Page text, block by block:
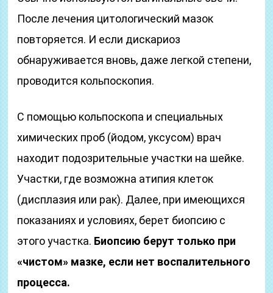
После лечения цитологический мазок
повторяется. И если дискариоз
обнаруживается вновь, даже легкой степени,
проводится кольпоскопия.
С помощью кольпоскопа и специальных
химических проб (йодом, уксусом) врач
находит подозрительные участки на шейке.
Участки, где возможна атипия клеток
(дисплазия или рак). Далее, при имеющихся
показаниях и условиях, берет биопсию с
этого участка. Биопсию берут только при
«чистом» мазке, если нет воспалительного
процесса.